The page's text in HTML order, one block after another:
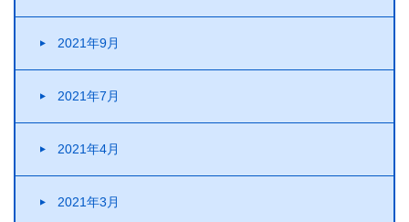
2021年9月
2021年7月
2021年4月
2021年3月